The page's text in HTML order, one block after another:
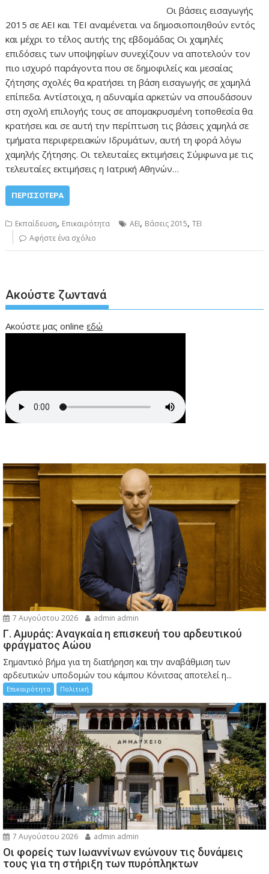
Οι βάσεις εισαγωγής
2015 σε ΑΕΙ και ΤΕΙ αναμένεται να δημοσιοποιηθούν εντός
και μέχρι το τέλος αυτής της εβδομάδας Οι χαμηλές
επιδόσεις των υποψηφίων συνεχίζουν να αποτελούν τον
πιο ισχυρό παράγοντα που σε δημοφιλείς και μεσαίας
ζήτησης σχολές θα κρατήσει τη βάση εισαγωγής σε χαμηλά
επίπεδα. Αντίστοιχα, η αδυναμία αρκετών να σπουδάσουν
στη σχολή επιλογής τους σε απομακρυσμένη τοποθεσία θα
κρατήσει και σε αυτή την περίπτωση τις βάσεις χαμηλά σε
τμήματα περιφερειακών Ιδρυμάτων, αυτή τη φορά λόγω
χαμηλής ζήτησης. Οι τελευταίες εκτιμήσεις Σύμφωνα με τις
τελευταίες εκτιμήσεις η Ιατρική Αθηνών…
ΠΕΡΙΣΣΌΤΕΡΑ
Εκπαίδευση, Επικαιρότητα ΑΕΙ, Βάσεις 2015,ΤΕΙ
Αφήστε ένα σχόλιο
Ακούστε ζωντανά
Ακούστε μας onlineεδώ
7 Αυγούστου 2026 admin admin
Γ. Αμυράς: Αναγκαία η επισκευή του αρδευτικού
φράγματος Αώου
Σημαντικό βήμα για τη διατήρηση και την αναβάθμιση των
αρδευτικών υποδομών του κάμπου Κόνιτσας αποτελεί η...
Επικαιρότητα Πολιτική
7 Αυγούστου 2026 admin admin
Οι φορείς των Ιωαννίνων ενώνουν τις δυνάμεις
τους για τη στήριξη των πυρόπληκτων